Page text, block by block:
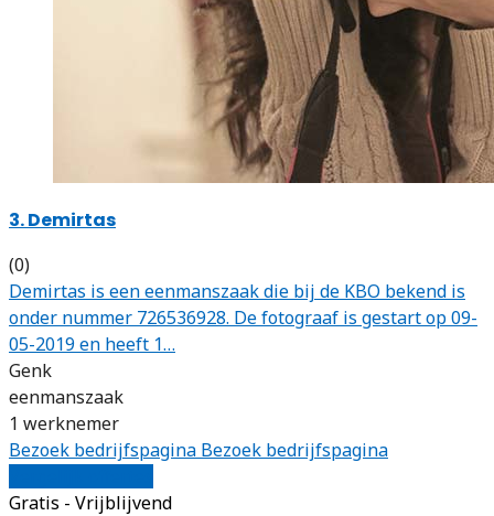
3. Demirtas
(0)
Demirtas is een eenmanszaak die bij de KBO bekend is
onder nummer 726536928. De fotograaf is gestart op 09-
05-2019 en heeft 1…
Genk
eenmanszaak
1 werknemer
Bezoek bedrijfspagina Bezoek bedrijfspagina
Gratis - Vrijblijvend